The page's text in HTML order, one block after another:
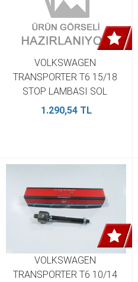
VOLKSWAGEN
TRANSPORTER T6 15/18
STOP LAMBASI SOL
KIRMIZI/BEYAZ MARS
1.290,54 TL
VOLKSWAGEN
TRANSPORTER T6 10/14